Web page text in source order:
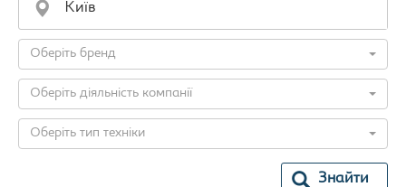
Оберіть бренд
Оберіть діяльність компанії
Оберіть тип техніки
Знайти